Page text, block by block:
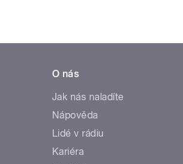
O nás
Jak nás naladíte
Nápověda
Lidé v rádiu
Kariéra